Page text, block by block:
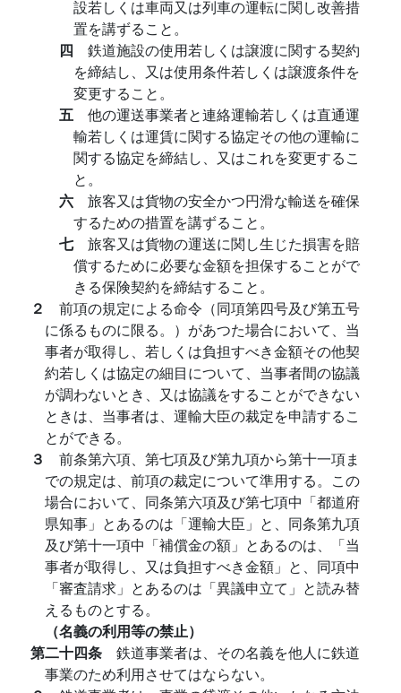
設若しくは車両又は列車の運転に関し改善措
置を講ずること。
四 鉄道施設の使用若しくは譲渡に関する契約
を締結し、又は使用条件若しくは譲渡条件を
変更すること。
五 他の運送事業者と連絡運輸若しくは直通運
輸若しくは運賃に関する協定その他の運輸に
関する協定を締結し、又はこれを変更するこ
と。
六 旅客又は貨物の安全かつ円滑な輸送を確保
するための措置を講ずること。
七 旅客又は貨物の運送に関し生じた損害を賠
償するために必要な金額を担保することがで
きる保険契約を締結すること。
２ 前項の規定による命令（同項第四号及び第五号
に係るものに限る。）があつた場合において、当
事者が取得し、若しくは負担すべき金額その他契
約若しくは協定の細目について、当事者間の協議
が調わないとき、又は協議をすることができない
ときは、当事者は、運輸大臣の裁定を申請するこ
とができる。
３ 前条第六項、第七項及び第九項から第十一項ま
での規定は、前項の裁定について準用する。この
場合において、同条第六項及び第七項中「都道府
県知事」とあるのは「運輸大臣」と、同条第九項
及び第十一項中「補償金の額」とあるのは、「当
事者が取得し、又は負担すべき金額」と、同項中
「審査請求」とあるのは「異議申立て」と読み替
えるものとする。
（名義の利用等の禁止）
第二十四条 鉄道事業者は、その名義を他人に鉄道
事業のため利用させてはならない。